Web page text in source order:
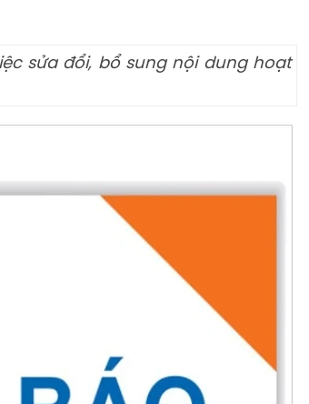
sửa đổi, bổ sung nội dung hoạt